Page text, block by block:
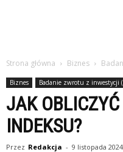
Strona główna Biznes
Biznes Badanie zwrotu z inwestycji
JAK
INDEKSU?
Przez Redakcja - 9 listopada 2024